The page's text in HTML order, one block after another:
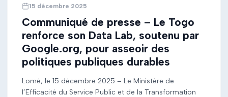
15 décembre 2025
Communiqué de presse – Le Togo
renforce son Data Lab, soutenu par
Google.org, pour asseoir des
politiques publiques durables
Lomé, le 15 décembre 2025 – Le Ministère de
l’Efficacité du Service Public et de la Transformation